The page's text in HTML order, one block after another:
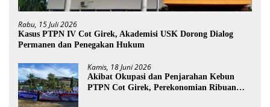
Rabu, 15 Juli 2026
Kasus PTPN IV Cot Girek, Akademisi USK Dorong Dialog
Permanen dan Penegakan Hukum
Kamis, 18 Juni 2026
Akibat Okupasi dan Penjarahan Kebun
PTPN Cot Girek, Perekonomian Ribuan